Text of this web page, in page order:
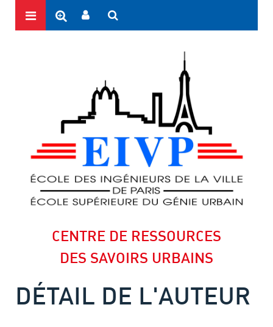
CENTRE DE RESSOURCES
DES SAVOIRS URBAINS
DÉTAIL DE L'AUTEUR